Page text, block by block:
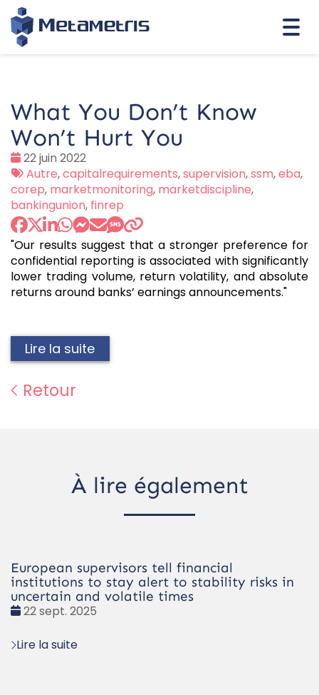
What You Don’t Know
Won’t Hurt You
Date
:
22 juin 2022
Tags
:
Autre,capitalrequirements,supervision,ssm,eba,
corep, marketmonitoring, marketdiscipline,
bankingunion, finrep
"Our results suggest that a stronger preference for
confidential reporting is associated with significantly
lower trading volume, return volatility, and absolute
returns around banks’ earnings announcements."
Lire la suite
Retour
À lire également
European supervisors tell financial
institutions to stay alert to stability risks in
uncertain and volatile times
Date
22 sept. 2025
Lire la suite